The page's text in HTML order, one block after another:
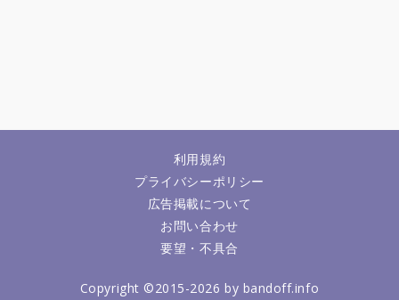
利用規約
プライバシーポリシー
広告掲載について
お問い合わせ
要望・不具合
Copyright ©2015-2026 by bandoff.info